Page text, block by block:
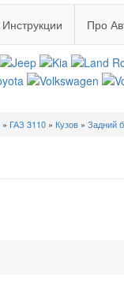
Инструкции Про
» ГАЗ 3110 » Кузов » Задний